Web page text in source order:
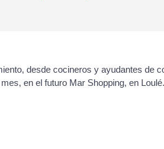
desde cocineros y ayudantes de
en el futuro Mar Shopping, en Loulé.